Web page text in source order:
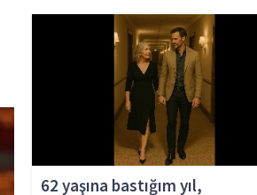
62 yaşına bastığım yıl,